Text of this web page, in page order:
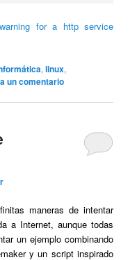
for a http service
,linux,
un comentario
maneras de intentar
a Internet, aunque todas
un ejemplo combinando
y un script inspirado